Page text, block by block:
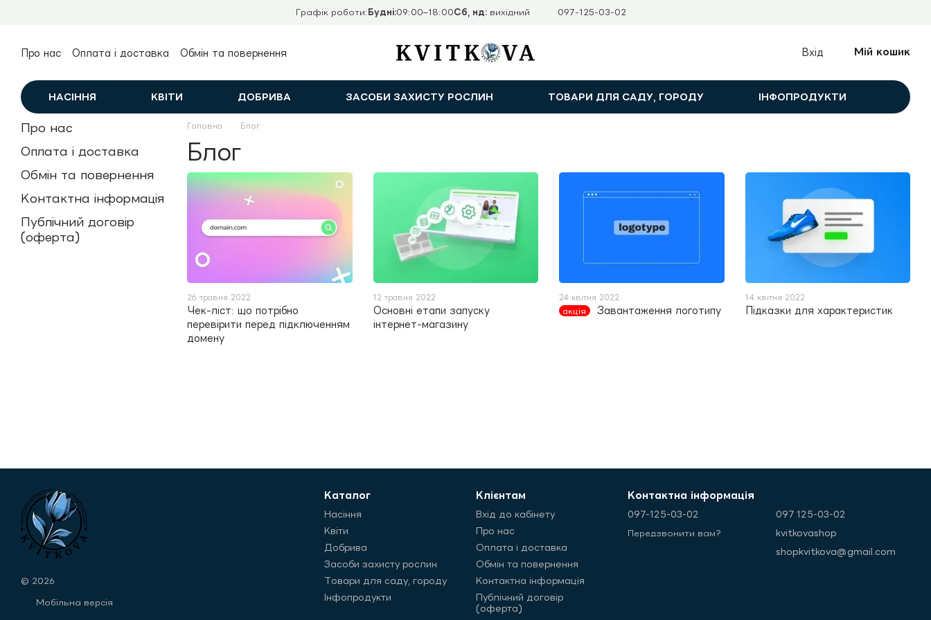
Графік роботи: Будні:09:00–18:00Сб, нд:вихідний 097-125-03-02
Про нас Оплата і доставка
Обмін та повернення
Вхід Мій кошик
НАСІННЯ КВІТИ ДОБРИВА ЗАСОБИ ЗАХИСТУ РОСЛИН ТОВАРИ ДЛЯ САДУ, ГОРОДУ ІНФОПРОДУКТИ
Головна Блог
Блог
26 травня 2022
Чек-ліст: що потрібно
перевірити перед підключенням
домену
12 травня 2022
Основні етапи запуску
інтернет-магазину
24 квітня 2022
акція Завантаження логотипу
14 квітня 2022
Підказки для характеристик
Про нас
Оплата і доставка
Обмін та повернення
Контактна інформація
Публічний договір
(оферта)
© 2026
Мобільна версія
Каталог
Насіння
Квіти
Добрива
Засоби захисту рослин
Товари для саду, городу
Інфопродукти
Клієнтам
Вхід до кабінету
Про нас
Оплата і доставка
Обмін та повернення
Контактна інформація
Публічний договір
(оферта)
Контактна інформація
097-125-03-02
Передзвонити вам?
097 125-03-02
kvitkovashop
shopkvitkova@gmail.com